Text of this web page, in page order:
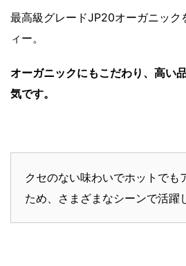
最高級グレードJP20オーガニック
ィー。
オーガニックにもこだわり、高い
気です。
クセのない味わいでホットでも
ため、さまざまなシーンで活躍